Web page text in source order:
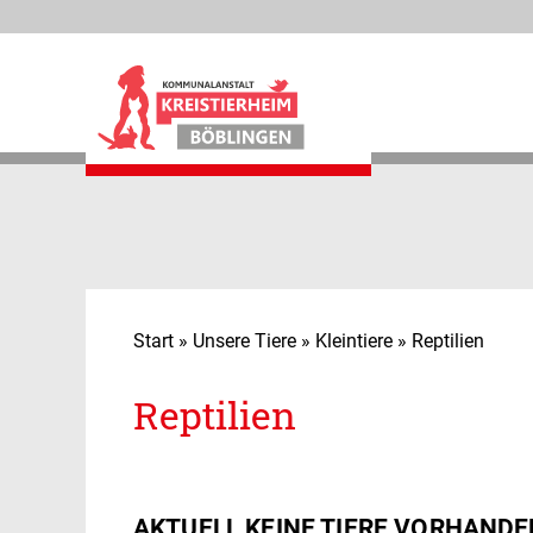
Unsere Sorgenkinder
Start » Unsere Tiere » Kleintiere » Reptilien
Reptilien